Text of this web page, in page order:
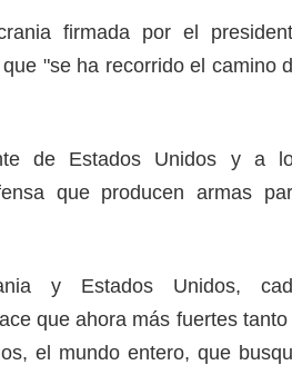
firmada por el
"se ha recorrido el camino
de Estados Unidos y a
que producen armas
y Estados Unidos,
que ahora más fuertes tanto
el mundo entero, que